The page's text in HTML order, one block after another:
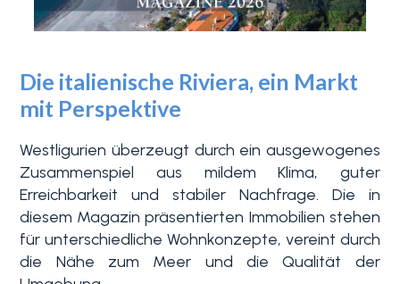
Die italienische Riviera, ein Markt
mit Perspektive
Westligurien überzeugt durch ein ausgewogenes
Zusammenspiel aus mildem Klima, guter
Erreichbarkeit und stabiler Nachfrage. Die in
diesem Magazin präsentierten Immobilien stehen
für unterschiedliche Wohnkonzepte, vereint durch
die Nähe zum Meer und die Qualität der